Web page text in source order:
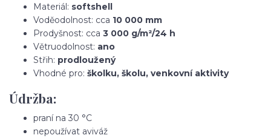
Materiál: softshell
Voděodolnost: cca 10 000 mm
Prodyšnost: cca 3 000 g/m²/24 h
Větruodolnost: ano
Střih: prodloužený
Vhodné pro: školku, školu, venkovní aktivity
Údržba:
praní na 30 °C
nepoužívat aviváž